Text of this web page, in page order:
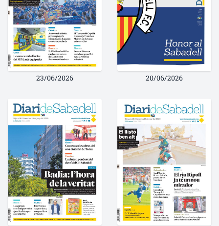
23/06/2026 20/06/2026